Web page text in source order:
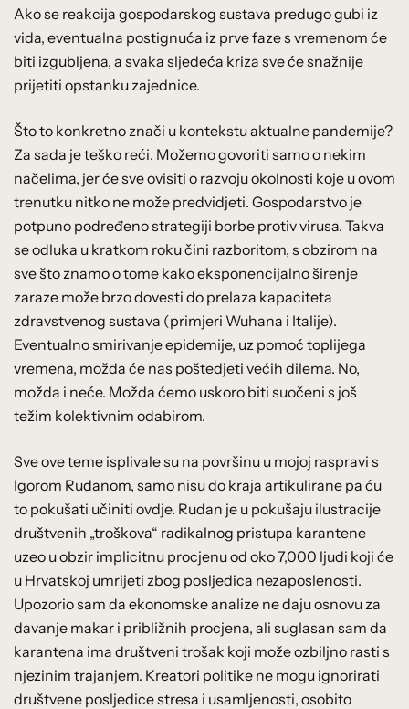
Ako se reakcija gospodarskog sustava predugo gubi iz
vida, eventualna postignuća iz prve faze s vremenom će
biti izgubljena, a svaka sljedeća kriza sve će snažnije
prijetiti opstanku zajednice.
Što to konkretno znači u kontekstu aktualne pandemije?
Za sada je teško reći. Možemo govoriti samo o nekim
načelima, jer će sve ovisiti o razvoju okolnosti koje u ovom
trenutku nitko ne može predvidjeti. Gospodarstvo je
potpuno podređeno strategiji borbe protiv virusa. Takva
se odluka u kratkom roku čini razboritom, s obzirom na
sve što znamo o tome kako eksponencijalno širenje
zaraze može brzo dovesti do prelaza kapaciteta
zdravstvenog sustava (primjeri Wuhana i Italije).
Eventualno smirivanje epidemije, uz pomoć toplijega
vremena, možda će nas poštedjeti većih dilema. No,
možda i neće. Možda ćemo uskoro biti suočeni s još
težim kolektivnim odabirom.
Sve ove teme isplivale su na površinu u mojoj raspravi s
Igorom Rudanom, samo nisu do kraja artikulirane pa ću
to pokušati učiniti ovdje. Rudan je u pokušaju ilustracije
društvenih „troškova“ radikalnog pristupa karantene
uzeo u obzir implicitnu procjenu od oko 7,000 ljudi koji će
u Hrvatskoj umrijeti zbog posljedica nezaposlenosti.
Upozorio sam da ekonomske analize ne daju osnovu za
davanje makar i približnih procjena, ali suglasan sam da
karantena ima društveni trošak koji može ozbiljno rasti s
njezinim trajanjem. Kreatori politike ne mogu ignorirati
društvene posljedice stresa i usamljenosti, osobito